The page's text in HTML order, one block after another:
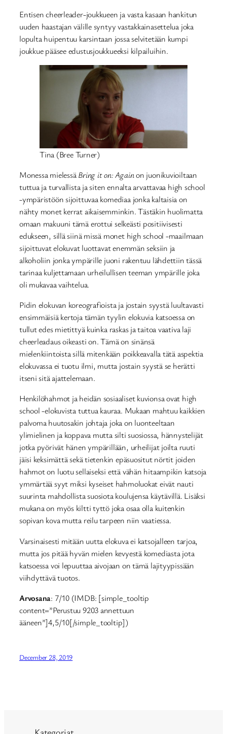
Entisen cheerleader-joukkueen ja vasta kasaan hankitun
uuden haastajan välille syntyy vastakkainasettelua joka
lopulta huipentuu karsintaan jossa selvitetään kumpi
joukkue pääsee edustusjoukkueeksi kilpailuihin.
Tina (Bree Turner)
Monessa mielessäBring it on: Againon juonikuvioiltaan
tuttua ja turvallista ja siten ennalta arvattavaa high school
-ympäristöön sijoittuvaa komediaa jonka kaltaisia on
nähty monet kerrat aikaisemminkin. Tästäkin huolimatta
omaan makuuni tämä erottui selkeästi positiivisesti
edukseen, sillä siinä missä monet high school -maailmaan
sijoittuvat elokuvat luottavat enemmän seksiin ja
alkoholiin jonka ympärille juoni rakentuu lähdettiin tässä
tarinaa kuljettamaan urheilullisen teeman ympärille joka
oli mukavaa vaihtelua.
Pidin elokuvan koreografioista ja jostain syystä luultavasti
ensimmäisiä kertoja tämän tyylin elokuvia katsoessa on
tullut edes mietittyä kuinka raskas ja taitoa vaativa laji
cheerleadaus oikeasti on. Tämä on sinänsä
mielenkiintoista sillä mitenkään poikkeavalla tätä aspektia
elokuvassa ei tuotu ilmi, mutta jostain syystä se herätti
itseni sitä ajattelemaan.
Henkilöhahmot ja heidän sosiaaliset kuvionsa ovat high
school -elokuvista tuttua kauraa. Mukaan mahtuu kaikkien
palvoma huutosakin johtaja joka on luonteeltaan
ylimielinen ja koppava mutta silti suosiossa, hännystelijät
jotka pyörivät hänen ympärillään, urheilijat joilta ruuti
jäisi keksimättä sekä tietenkin epäsuositut nörtit joiden
hahmot on luotu sellaiseksi että vähän hitaampikin katsoja
ymmärtää syyt miksi kyseiset hahmoluokat eivät nauti
suurinta mahdollista suosiota koulujensa käytävillä. Lisäksi
mukana on myös kiltti tyttö joka osaa olla kuitenkin
sopivan kova mutta reilu tarpeen niin vaatiessa.
Varsinaisesti mitään uutta elokuva ei katsojalleen tarjoa,
mutta jos pitää hyvän mielen kevyestä komediasta jota
katsoessa voi lepuuttaa aivojaan on tämä lajityypissään
viihdyttävä tuotos.
Arvosana: 7/10 (IMDB: [simple_tooltip
content=”Perustuu 9203 annettuun
ääneen”]4,5/10[/simple_tooltip])
December 28, 2019